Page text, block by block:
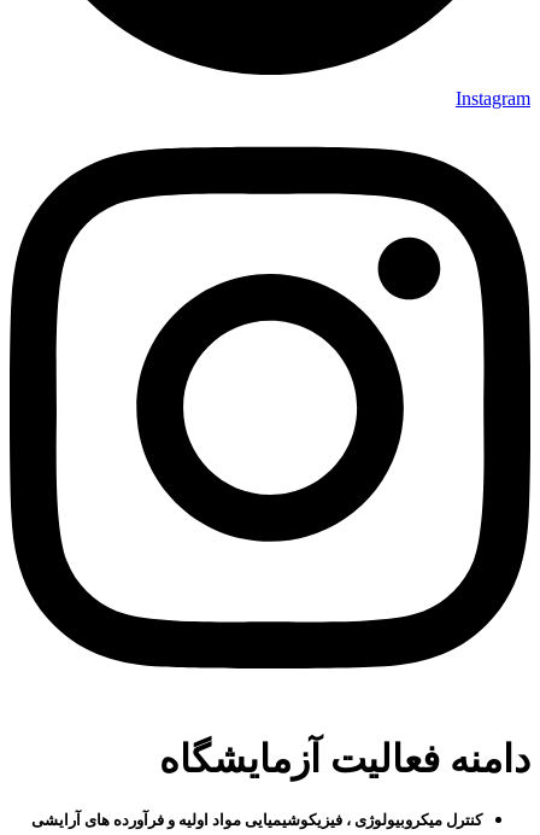
Instagram
دامنه فعالیت آزمایشگاه
کنترل میکروبیولوژی ، فیزیکوشیمیایی مواد اولیه و فرآورده های آرایشی